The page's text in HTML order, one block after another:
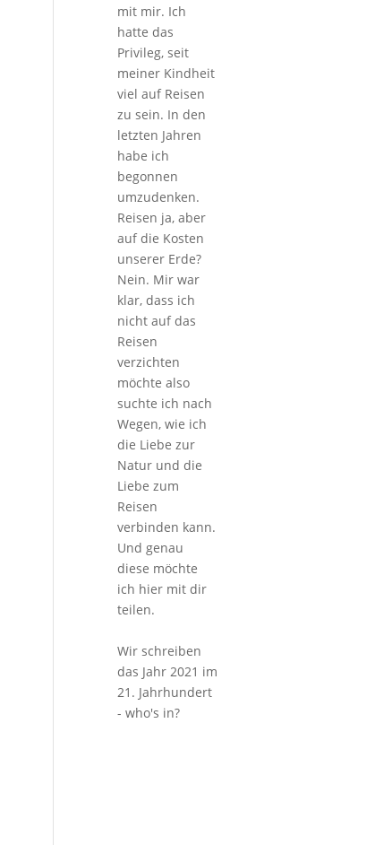
mit mir. Ich
hatte das
Privileg, seit
meiner Kindheit
viel auf Reisen
zu sein. In den
letzten Jahren
habe ich
begonnen
umzudenken.
Reisen ja, aber
auf die Kosten
unserer Erde?
Nein. Mir war
klar, dass ich
nicht auf das
Reisen
verzichten
möchte also
suchte ich nach
Wegen, wie ich
die Liebe zur
Natur und die
Liebe zum
Reisen
verbinden kann.
Und genau
diese möchte
ich hier mit dir
teilen.
Wir schreiben
das Jahr 2021 im
21. Jahrhundert
- who's in?